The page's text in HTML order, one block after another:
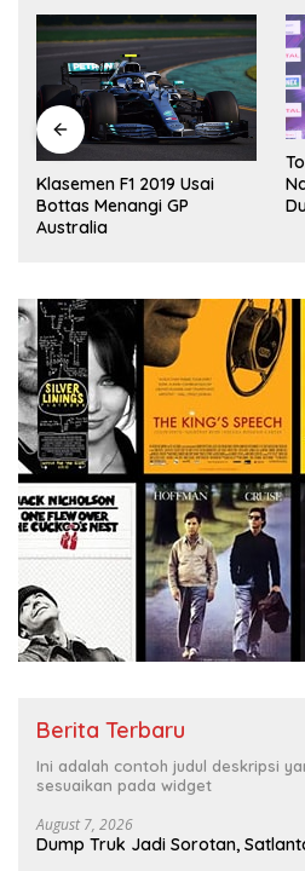
Klasemen F1 2019 Usai
Bottas Menangi GP
Australia
Berita Terbaru
Ini adalah contoh judul deskripsi
sesuaikan pada widget
August 7, 2026
Dump Truk Jadi Sorotan,